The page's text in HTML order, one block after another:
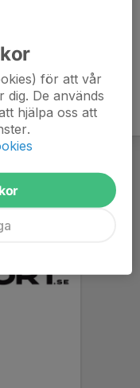
för att vår
De används
hjälpa oss att